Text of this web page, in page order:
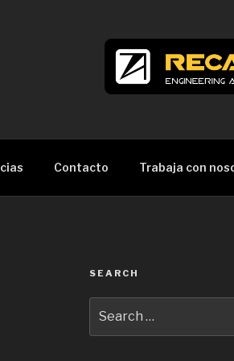
Contacto Trabaja con
SEARCH
for: